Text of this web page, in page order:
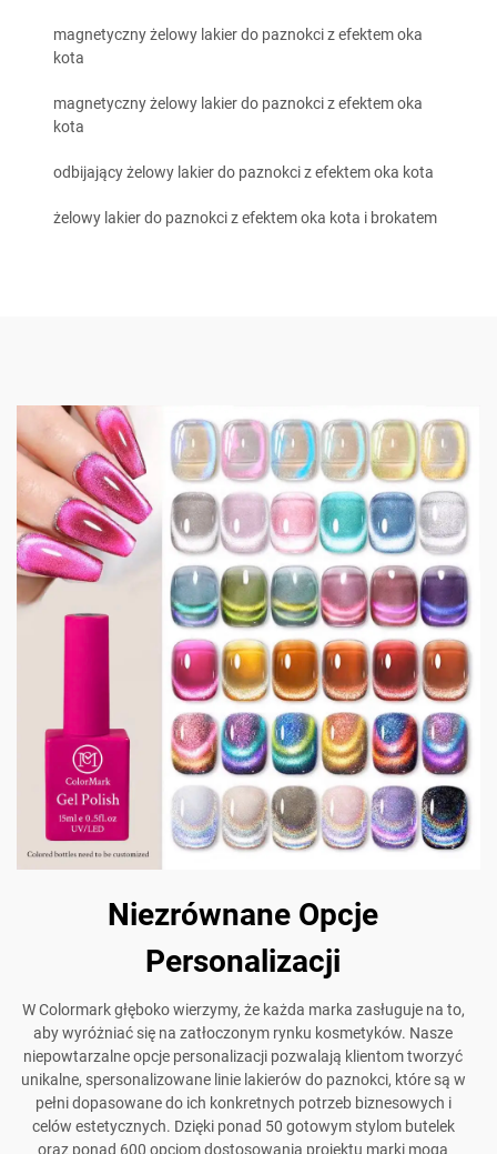
magnetyczny żelowy lakier do paznokci z efektem oka
kota
magnetyczny żelowy lakier do paznokci z efektem oka
kota
odbijający żelowy lakier do paznokci z efektem oka kota
żelowy lakier do paznokci z efektem oka kota i brokatem
Niezrównane Opcje
Personalizacji
W Colormark głęboko wierzymy, że każda marka zasługuje na to,
aby wyróżniać się na zatłoczonym rynku kosmetyków. Nasze
niepowtarzalne opcje personalizacji pozwalają klientom tworzyć
unikalne, spersonalizowane linie lakierów do paznokci, które są w
pełni dopasowane do ich konkretnych potrzeb biznesowych i
celów estetycznych. Dzięki ponad 50 gotowym stylom butelek
oraz ponad 600 opcjom dostosowania projektu marki mogą